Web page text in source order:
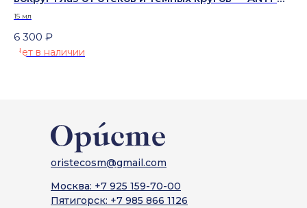
AGING EYE CONTOUR CREAM FOR BAGS AND DARK
15 мл
6 300 ₽
Нет в наличии
oristecosm@gmail.com
Москва: +7 925 159-70-00
Пятигорск: +7 985 866 1126